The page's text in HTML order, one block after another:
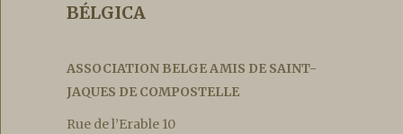
BÉLGICA
ASSOCIATION BELGE AMIS DE SAINT-
JAQUES DE COMPOSTELLE
Rue de l’Erable 10